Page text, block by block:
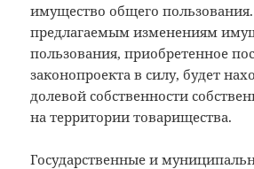
имущество общего пользования.
предлагаемым изменениям
пользования, приобретенное
законопроекта в силу, будет
долевой собственности
на территории товарищества.
Государственные и